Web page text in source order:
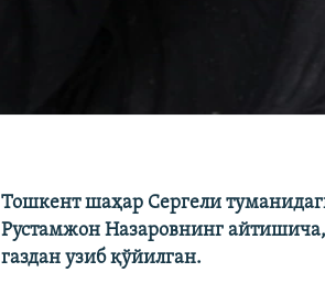
Тошкент шаҳар Сергели
Рустамжон Назаровнинг
газдан узиб қўйилган.